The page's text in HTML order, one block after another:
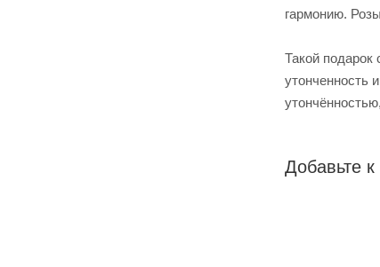
гармонию.
Такой
утонченность
Добавьте к